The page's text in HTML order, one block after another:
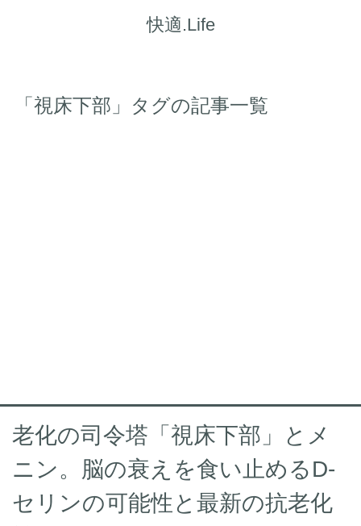
快適.Life
「視床下部」タグの記事一覧
老化の司令塔「視床下部」とメ
ニン。脳の衰えを食い止めるD-
セリンの可能性と最新の抗老化